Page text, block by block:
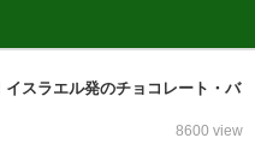
イスラエル発のチョコレート・バ
8600 view